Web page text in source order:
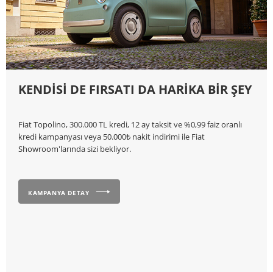
KENDİSİ DE FIRSATI DA HARİKA BİR ŞEY
Fiat Topolino, 300.000 TL kredi, 12 ay taksit ve %0,99 faiz oranlı
kredi kampanyası veya 50.000₺ nakit indirimi ile Fiat
Showroom'larında sizi bekliyor.
KAMPANYA DETAY